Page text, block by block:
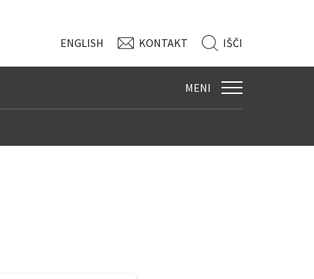
ENGLISH KONTAKT IŠČI
MENI